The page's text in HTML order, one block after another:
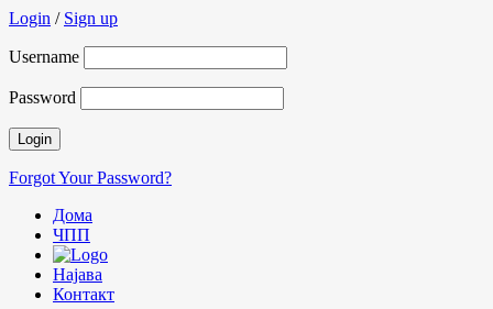
Login / Sign up
Username
Password
Forgot Your Password?
Дома
ЧПП
Најава
Контакт